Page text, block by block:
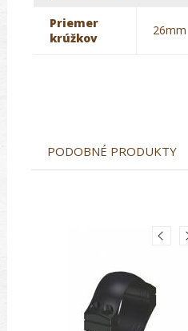
Priemer
krúžkov
26mm
PODOBNÉ PRODUKTY